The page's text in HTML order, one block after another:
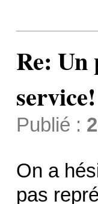
Re:
service!
Publié :
On a
pas